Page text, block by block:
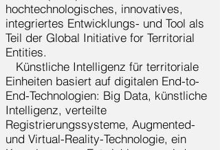
hochtechnologisches, innovatives,
integriertes Entwicklungs- und Tool als
Teil der Global Initiative for Territorial
Entities.
Künstliche Intelligenz für territoriale
Einheiten basiert auf digitalen End-to-
End-Technologien: Big Data, künstliche
Intelligenz, verteilte
Registrierungssysteme, Augmented-
und Virtual-Reality-Technologie, ein